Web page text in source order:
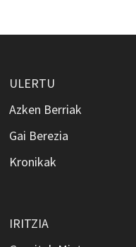
ULERTU
Azken Berriak
Gai Berezia
Kronikak
IRITZIA